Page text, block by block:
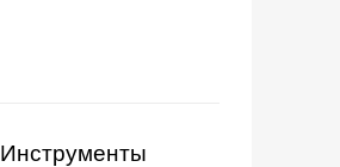
Инструменты